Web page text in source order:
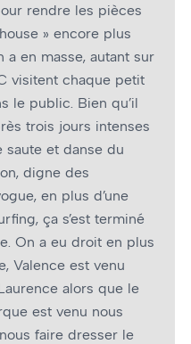
rendre les pièces
» encore plus
a en masse, autant sur
visitent chaque petit
le public. Bien qu’il
trois jours intenses
et danse du
digne des
en plus d’une
ça s’est terminé
On a eu droit en plus
Valence est venu
alors que le
est venu nous
faire dresser le